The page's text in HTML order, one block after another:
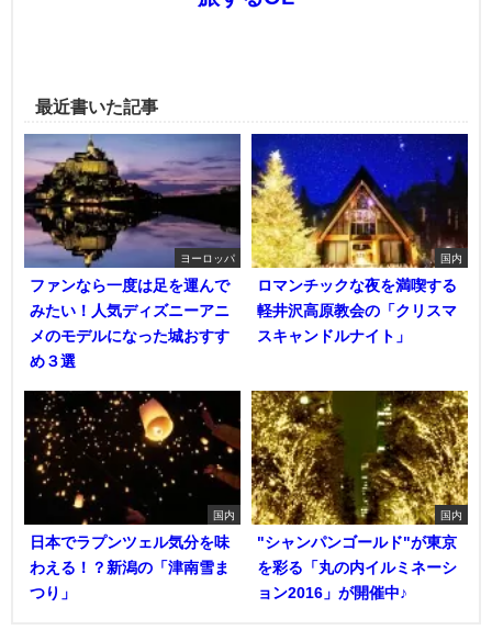
最近書いた記事
ヨーロッパ
ファンなら一度は足を運んで
みたい！人気ディズニーアニ
メのモデルになった城おすす
め３選
国内
ロマンチックな夜を満喫する
軽井沢高原教会の「クリスマ
スキャンドルナイト」
国内
日本でラプンツェル気分を味
わえる！？新潟の「津南雪ま
つり」
国内
"シャンパンゴールド"が東京
を彩る「丸の内イルミネーシ
ョン2016」が開催中♪